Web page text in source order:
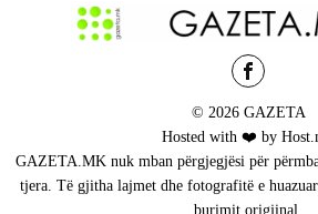
© 2026 GAZETA
Hosted with ❤️ by
GAZETA.MK nuk mban përgjegjësi për
tjera. Të gjitha lajmet dhe fotografitë e
burimit origjinal.